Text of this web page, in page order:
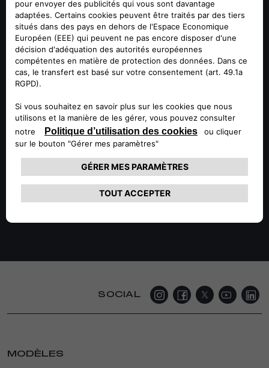
riche en émotions.
Développée dans le cadre du programme
BOTTEGAFUORISERIE d’Alfa Romeo dédié aux modèles
exclusifs sur mesure, la 33 Stradale témoigne de
l’engagement de la marque en faveur de l’artisanat et de
Touring Superleggera, la voiture reflète une attention
artisanale méticuleuse aux détails et le charme intemporel
synonyme du design automobile italien.
Cette nouvelle distinction vient s’ajouter au solide palmarès
d’Alfa Romeo aux Compasso d’Oro Awards, après les
récompenses précédentes obtenues par Giulia, Brera et
Giulietta.
SOCIAL
MODÈLES